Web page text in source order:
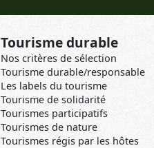
Tourisme durable
Nos critères de sélection
Tourisme durable/responsable
Les labels du tourisme
Tourisme de solidarité
Tourismes participatifs
Tourismes de nature
Tourismes régis par les hôtes